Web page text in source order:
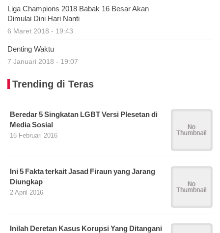
Liga Champions 2018 Babak 16 Besar Akan
Dimulai Dini Hari Nanti
6 Maret 2018 - 19:43
Denting Waktu
7 Januari 2018 - 19:07
Trending di Teras
Beredar 5 Singkatan LGBT Versi Plesetan di
Media Sosial
16 Februari 2016
Ini 5 Fakta terkait Jasad Firaun yang Jarang
Diungkap
2 April 2016
Inilah Deretan Kasus Korupsi Yang Ditangani